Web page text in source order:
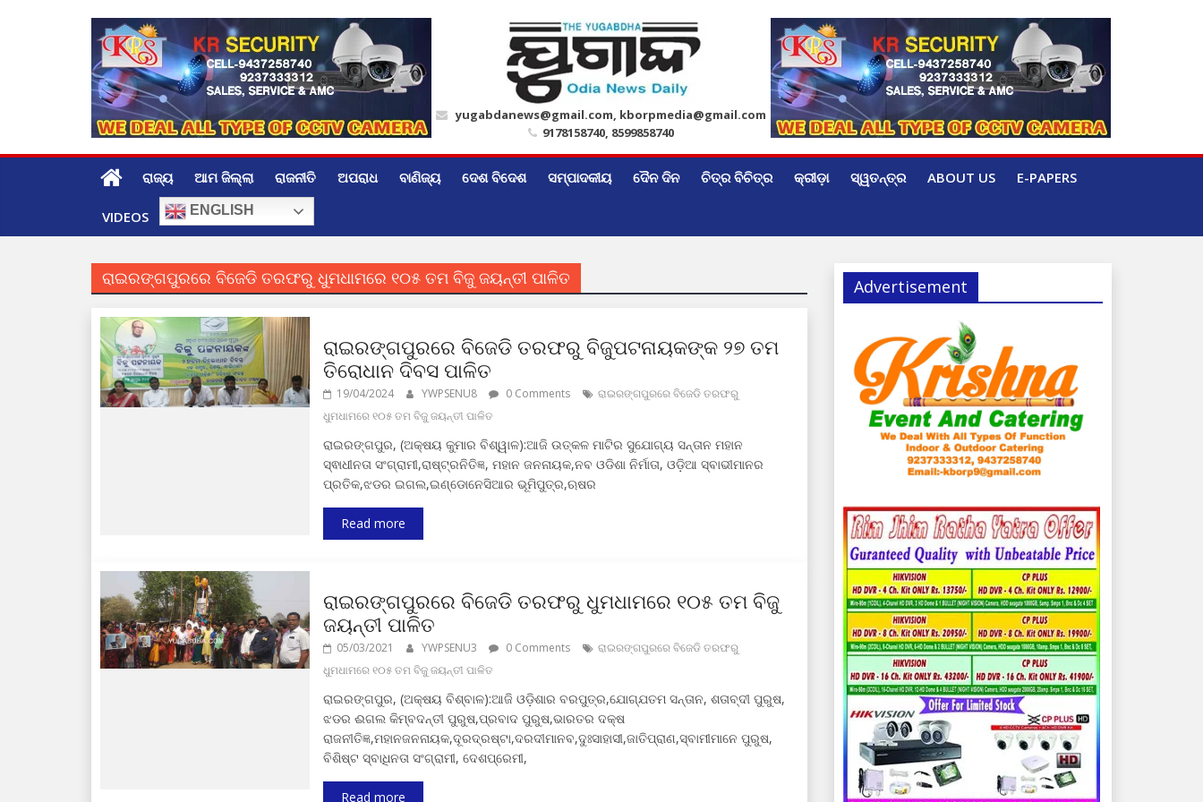
yugabdanews@gmail.com, kborpmedia@gmail.com
9178158740, 8599858740
ରାଜ୍ୟ ଆମ ଜିଲ୍ଲା ରାଜନୀତି ଅପରାଧ ବାଣିଜ୍ୟ ଦେଶ ବିଦେଶ ସମ୍ପାଦକୀୟ ଦୈନ ଦିନ ଚିତ୍ର ବିଚିତ୍ର କ୍ରୀଡ଼ା ସ୍ୱତନ୍ତ୍ର ABOUT US E-PAPERS
VIDEOS ENGLISH
ରାଇରଙ୍ଗପୁରରେ ବିଜେଡି ତରଫରୁ ଧୁମଧାମରେ ୧୦୫ ତମ ବିଜୁ ଜୟନ୍ତୀ ପାଳିତ
ରାଇରଙ୍ଗପୁରରେ ବିଜେଡି ତରଫରୁ ବିଜୁପଟନାୟକଙ୍କ ୨୭ ତମ
ତିରୋଧାନ ଦିବସ ପାଳିତ
19/04/2024 YWPSENU8 0 Comments
ରାଇରଙ୍ଗପୁରରେ ବିଜେଡି ତରଫରୁ
ଧୁମଧାମରେ ୧୦୫ ତମ ବିଜୁ ଜୟନ୍ତୀ ପାଳିତ
ରାଇରଙ୍ଗପୁର, (ଅକ୍ଷୟ କୁମାର ବିଶ୍ୱାଳ):ଆଜି ଉତ୍କଳ ମାଟିର ସୁଯୋଗ୍ୟ ସନ୍ତାନ ମହାନ
ସ୍ଵାଧୀନତା ସଂଗ୍ରାମୀ,ରାଷ୍ଟ୍ରନିତିଜ୍ଞ, ମହାନ ଜନନାୟକ,ନବ ଓଡିଶା ନିର୍ମାତା, ଓଡ଼ିଆ ସ୍ବାଭୀମାନର
ପ୍ରତିକ,ଝଡର ଇଗଲ,ଇଣ୍ଡୋନେସିଆର ଭୂମିପୁତ୍ର,ଋଷର
Read more
ରାଇରଙ୍ଗପୁରରେ ବିଜେଡି ତରଫରୁ ଧୁମଧାମରେ ୧୦୫ ତମ ବିଜୁ
ଜୟନ୍ତୀ ପାଳିତ
05/03/2021 YWPSENU3 0 Comments
ରାଇରଙ୍ଗପୁରରେ ବିଜେଡି ତରଫରୁ
ଧୁମଧାମରେ ୧୦୫ ତମ ବିଜୁ ଜୟନ୍ତୀ ପାଳିତ
ରାଇରଙ୍ଗପୁର, (ଅକ୍ଷୟ ବିଶ୍ବାଳ):ଆଜି ଓଡ଼ିଶାର ବରପୁତ୍ର,ଯୋଗ୍ଯତମ ସନ୍ତାନ, ଶତାବ୍ଦୀ ପୁରୁଷ,
ଝଡର ଈଗଲ କିମ୍ବଦନ୍ତୀ ପୁରୁଷ,ପ୍ରବାଦ ପୁରୁଷ,ଭାରତର ଦକ୍ଷ
ରାଜନୀତିଜ୍ଞ,ମହାନଜନନାୟକ,ଦୂରଦ୍ରଷ୍ଟା,ଦରଦୀମାନବ,ଦୁଃସାହାସୀ,ଜାତିପ୍ରାଣ,ସ୍ବାମୀମାନେ ପୁରୁଷ,
ବିଶିଷ୍ଟ ସ୍ବାଧିନତା ସଂଗ୍ରାମୀ, ଦେଶପ୍ରେମୀ,
Read more
Advertisement